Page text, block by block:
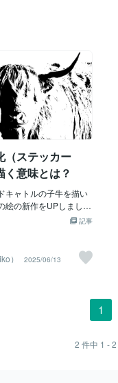
（ステッカー
く意味とは？
キャトルの子牛を描い
絵の新作をUPしました
くなったので。ごつい
はハイランドキ
ります。元にした写真
すが。画像編集ペイン
フトで二階調化すると
記事
）
2025/06/13
1
2 件中 1 - 2